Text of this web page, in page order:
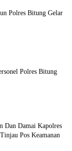
Polres Bitung Gelar
Polres Bitung
Dan Damai Kapolres
Pos Keamanan